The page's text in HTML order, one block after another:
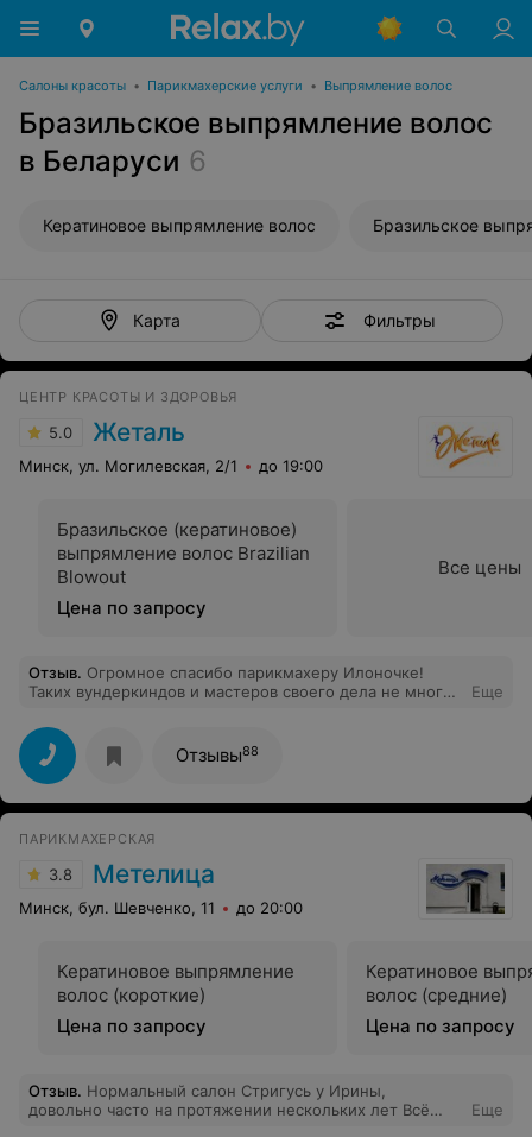
Салоны красоты • Парикмахерские услуги • Выпрямление волос
Бразильское выпрямление волос
в Беларуси 6
Кератиновое выпрямление волос
Карта Фильтры
ЦЕНТР КРАСОТЫ И ЗДОРОВЬЯ
5.0 Жеталь
Минск, ул. Могилевская, 2/1 до 19:00
Бразильское (кератиновое)
выпрямление волос Brazilian
Blowout
Цена по запросу
Все цены
Отзыв. Огромное спасибо парикмахеру Илоночке!
Таких вундеркиндов и мастеров своего дела не много!
довольны! Создает такие стильные и
сногсшибательные образы!!!!
Еще
Отзывы88
ПАРИКМАХЕРСКАЯ
3.8 Метелица
Минск, бул. Шевченко, 11 до 20:00
Кератиновое выпрямление
волос (короткие)
Цена по запросу
Кератиновое
волос (средние)
Цена по запросу
Отзыв. Нормальный салон Стригусь у Ирины,
довольно часто на протяжении нескольких лет Всё
Еще